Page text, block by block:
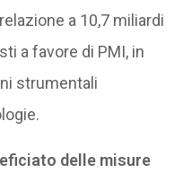
a 10,7 miliardi
a favore di PMI, in
strumentali
delle misure